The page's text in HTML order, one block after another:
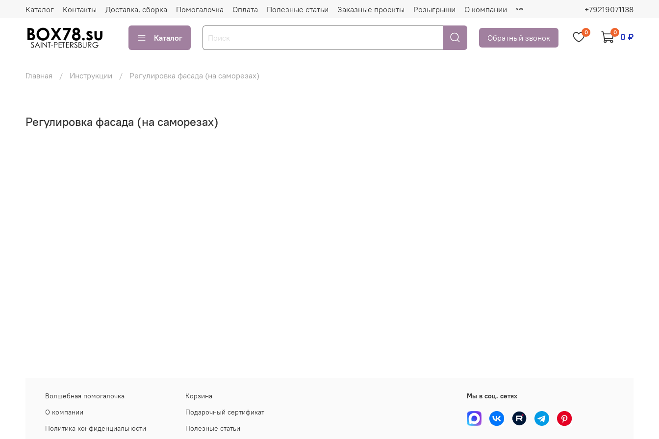
Каталог Контакты Доставка, сборка Помогалочка Оплата Полезные статьи Заказные проекты Розыгрыши О компании +79219071138
Каталог Обратный звонок
0 0 0 ₽
Главная Инструкции Регулировка фасада (на саморезах)
Регулировка фасада (на саморезах)
Волшебная помогалочка
О компании
Политика конфиденциальности
Корзина
Подарочный сертификат
Полезные статьи
Мы в соц. сетях